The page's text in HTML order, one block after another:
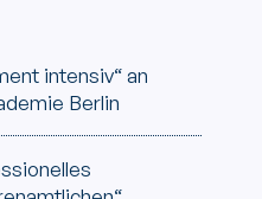
intensiv“ an
Berlin